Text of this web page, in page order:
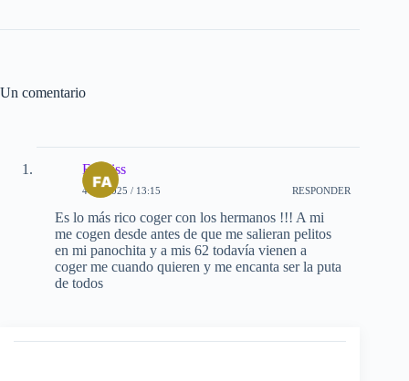
Un comentario
Fankiss
4-10-2025 / 13:15 RESPONDER
Es lo más rico coger con los hermanos !!! A mi
me cogen desde antes de que me salieran pelitos
en mi panochita y a mis 62 todavía vienen a
coger me cuando quieren y me encanta ser la puta
de todos